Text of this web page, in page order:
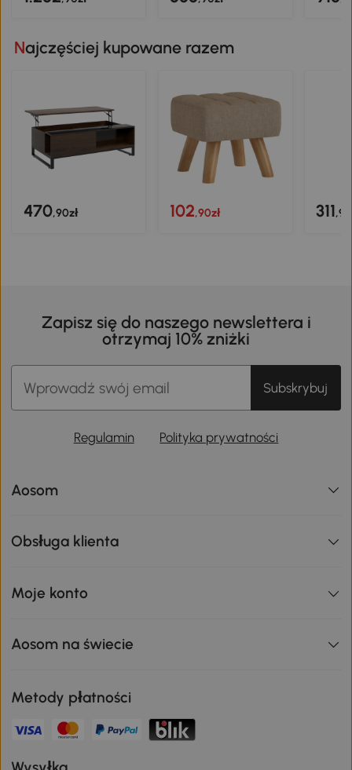
Najczęściej kupowane razem
470,90zł 102,90zł 311
Zapisz się do naszego newslettera i
otrzymaj 10% zniżki
Subskrybuj
Regulamin Polityka prywatności
Aosom
Obsługa klienta
Moje konto
Aosom na świecie
Metody płatności